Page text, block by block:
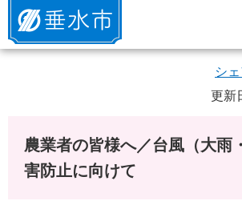
垂水市
シ
更新
農業者の皆様へ／台風（大雨
害防止に向けて